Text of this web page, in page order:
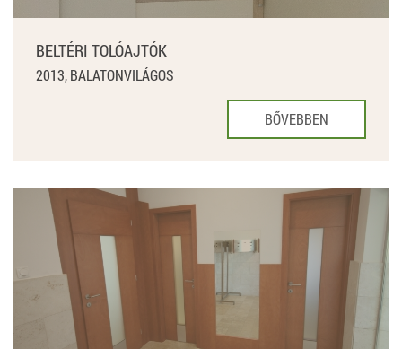
BELTÉRI TOLÓAJTÓK
2013, BALATONVILÁGOS
BŐVEBBEN